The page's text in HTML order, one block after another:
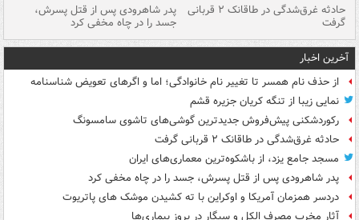
حادثه غرق‌شدگی در طاقانک ۲ قربانی
گرفت
پدر شاهرودی پس از قتل پسرش،
جسد را در چاه مخفی کرد
آخرین اخبار
از حذف نام همسر تا تغییر نام خانوادگی؛ اما و اگرهای تعویض شناسنامه
نمایی زیبا از تنگه کریان جزیره قشم
رکوردشکنی پیش‌فروش جدیدترین گوشی‌های تاشوی سامسونگ
حادثه غرق‌شدگی در طاقانک ۲ قربانی گرفت
مسجد جامع یزد، از باشکوه‌ترین معماری‌های ایران
پدر شاهرودی پس از قتل پسرش، جسد را در چاه مخفی کرد
دردسر همزمان آمریکا و اوکراین با ته کشیدن موشک های پاتریوت
آثار مخرب مصرف الکل و سیگار در بروز بیماری‌ها